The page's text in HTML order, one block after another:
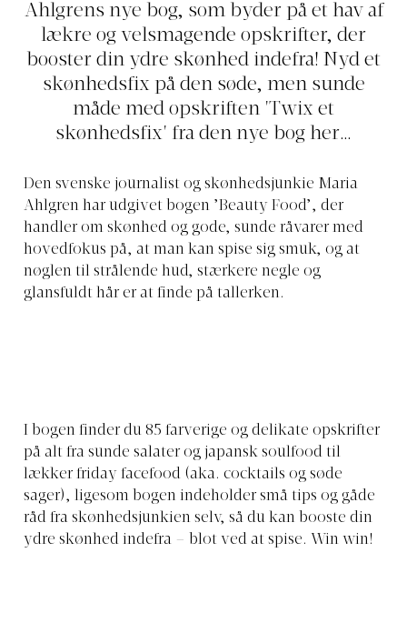
Ahlgrens nye bog, som byder på et hav af
lækre og velsmagende opskrifter, der
booster din ydre skønhed indefra! Nyd et
skønhedsfix på den søde, men sunde
måde med opskriften 'Twix et
skønhedsfix' fra den nye bog her…
Den svenske journalist og skønhedsjunkie Maria
Ahlgren har udgivet bogen ’Beauty Food’, der
handler om skønhed og gode, sunde råvarer med
hovedfokus på, at man kan spise sig smuk, og at
nøglen til strålende hud, stærkere negle og
glansfuldt hår er at finde på tallerken.
I bogen finder du 85 farverige og delikate opskrifter
på alt fra sunde salater og japansk soulfood til
lækker friday facefood (aka. cocktails og søde
sager), ligesom bogen indeholder små tips og gåde
råd fra skønhedsjunkien selv, så du kan booste din
ydre skønhed indefra – blot ved at spise. Win win!